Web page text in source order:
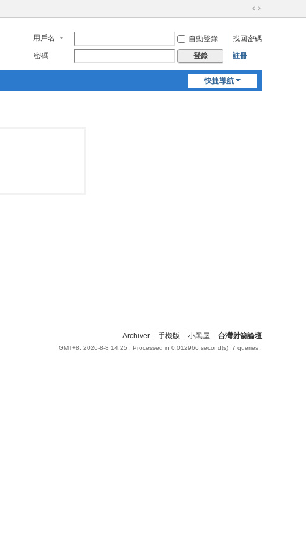
切
到
用戶名 自動登錄
找回密碼
密碼
登錄 註冊
快捷導航
Archiver 手機版 小黑屋 台灣射箭論壇
GMT+8, 2026-8-8 14:25 , Processed in 0.012966 second(s), 7 queries .